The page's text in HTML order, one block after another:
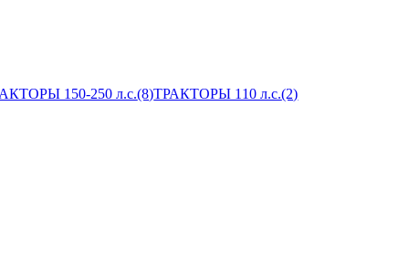
150-250 л.с.(8)ТРАКТОРЫ 110 л.с.(2)